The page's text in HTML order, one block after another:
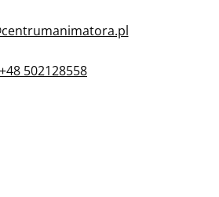
+48 502128558